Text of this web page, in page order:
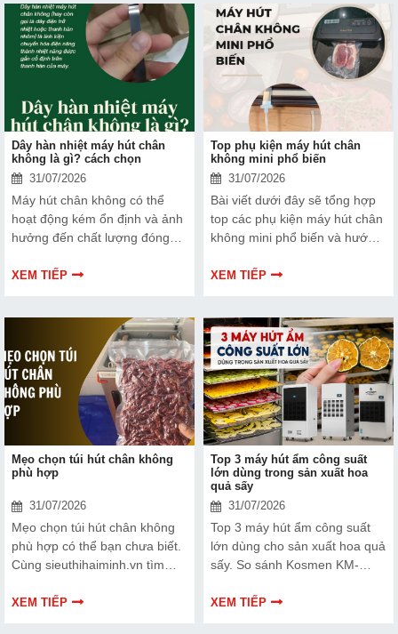
điểm của thiết bị này để có
thêm thông tin và giúp bạn đưa
ra lựa chọn phù hợp, hiệu quả
hơn nhé!
Dây hàn nhiệt máy hút chân
không là gì? cách chọn
31/07/2026
Máy hút chân không có thể
hoạt động kém ổn định và ảnh
hưởng đến chất lượng đóng
Bài viết dưới đây sẽ giúp bạn
XEM TIẾP
Top phụ kiện máy hút chân
không mini phổ biến
31/07/2026
Bài viết dưới đây sẽ tổng hợp
top các phụ kiện máy hút chân
không mini phổ biến và hướng
chuẩn kỹ thuật ngay tại nhà.
XEM TIẾP
Mẹo chọn túi hút chân không
phù hợp
31/07/2026
Mẹo chọn túi hút chân không
phù hợp có thể bạn chưa biết.
Cùng sieuthihaiminh.vn tìm
thông tin bài viết dưới đây nhé!
XEM TIẾP
Top 3 máy hút ẩm công suất
lớn dùng trong sản xuất hoa
quả sấy
31/07/2026
Top 3 máy hút ẩm công suất
lớn dùng cho sản xuất hoa quả
sấy. So sánh Kosmen KM-
FujiE HM-1800D theo công
XEM TIẾP